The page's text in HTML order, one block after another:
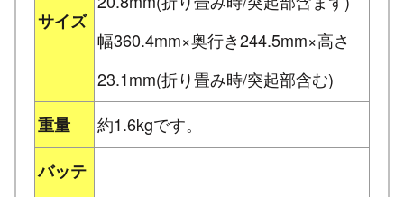
サイズ
幅360.4mm×奥行き244.5mm×高さ
23.1mm(折り畳み時/突起部含む)
重量
約1.6kgです。
バッテ